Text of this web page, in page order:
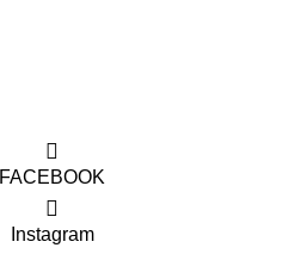
FACEBOOK
Instagram